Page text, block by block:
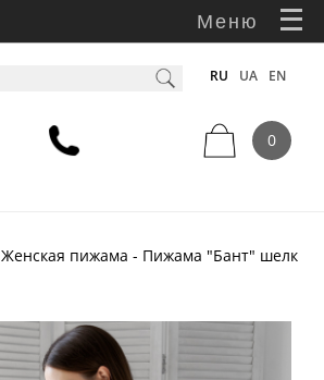
Меню
RU UA EN
0
Женская пижама - Пижама "Бант" шелк